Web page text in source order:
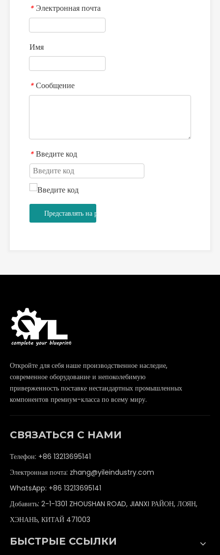
* Электронная почта
Имя
* Сообщение
* Введите код
Представлять на рассмотрение
Откройте для себя наше производственное наследие,
современное оборудование и непоколебимую
приверженность поставке нестандартных промышленных
компонентов премиум-класса по всему миру.
СВЯЗАТЬСЯ С НАМИ
Телефон: +86 13213695141
Электронная почта: zhang@yileindustry.com
WhatsApp: +86 13213695141
Добавить: 2-1-1301 ZHOUSHAN ROAD, JIANXI РАЙОН, ЛОЯН,
ХЭНАНЬ, КИТАЙ 471003
БЫСТРЫЕ ССЫЛКИ